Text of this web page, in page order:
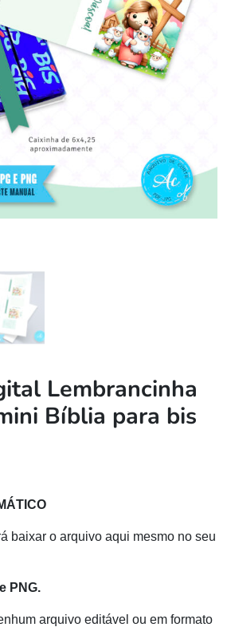
Lembrancinha
Bíblia para bis
baixar o arquivo aqui mesmo no seu
PNG.
arquivo editável ou em formato